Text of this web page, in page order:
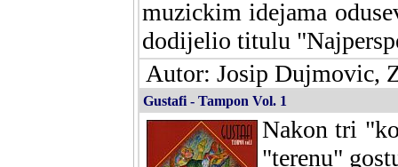
muzickim idejama
dodijelio titulu
Autor: Josip Dujmovic,
Gustafi - Tampon Vol. 1
Nakon tri
"terenu"